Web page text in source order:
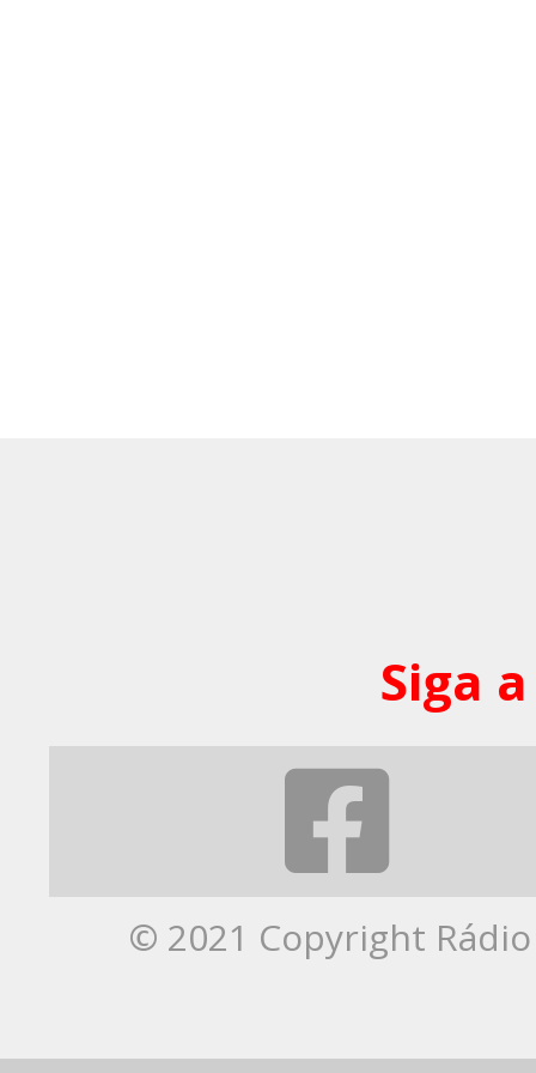
Siga
© 2021 Copyright